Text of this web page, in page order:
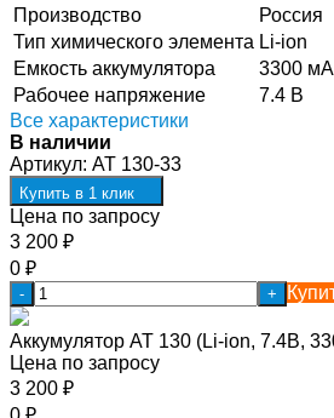
Производство
Россия
Тип химического элемента Li-ion
Емкость аккумулятора
3300
Рабочее напряжение
7.4 В
Все характеристики
В наличии
Артикул: AT 130-33
Купить в 1 клик
Цена по запросу
3 200 ₽
0 ₽
- +
Аккумулятор AT 130 (Li-ion, 7.4В,
Цена по запросу
3 200 ₽